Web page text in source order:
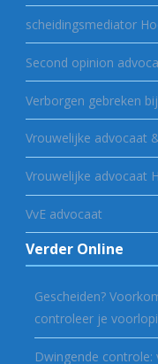
scheidingsmediator
Second opinion
Verborgen gebreken
Vrouwelijke advocaat
Vrouwelijke advocaat
VvE advocaat
Verder Online
Gescheiden?
controleer je
Dwingende